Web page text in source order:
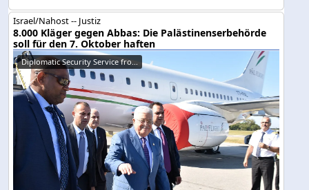
Israel/Nahost -- Justiz
8.000 Kläger gegen Abbas: Die Palästinenserbehörde
soll für den 7. Oktober haften
Diplomatic Security Service fro...